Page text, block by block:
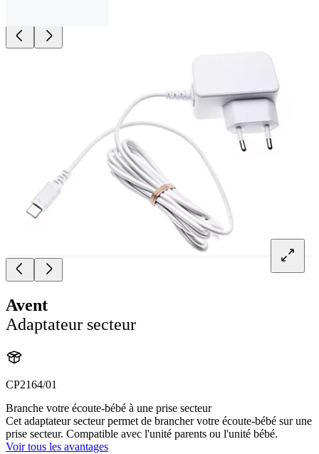
Avent
Adaptateur secteur
CP2164/01
Branche votre écoute-bébé à une prise secteur
Cet adaptateur secteur permet de brancher votre écoute-bébé sur une
prise secteur. Compatible avec l'unité parents ou l'unité bébé.
Voir tous les avantages